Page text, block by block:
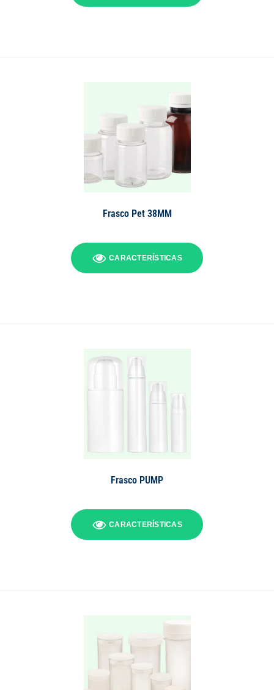
Frasco Pet 38MM
CARACTERÍSTICAS
Frasco PUMP
CARACTERÍSTICAS